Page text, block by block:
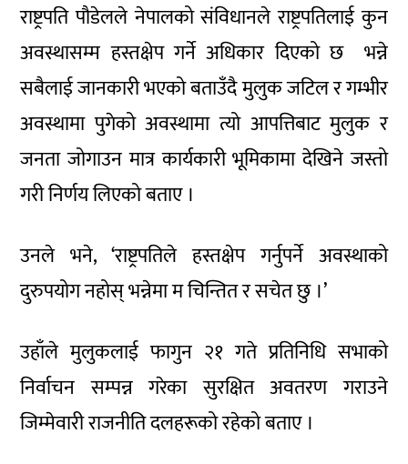
राष्ट्रपति पौडेलले नेपालको संविधानले राष्ट्रपतिलाई कुन
अवस्थासम्म हस्तक्षेप गर्ने अधिकार दिएको छ भन्ने
सबैलाई जानकारी भएको बताउँदै मुलुक जटिल र गम्भीर
अवस्थामा पुगेको अवस्थामा त्यो आपत्तिबाट मुलुक र
जनता जोगाउन मात्र कार्यकारी भूमिकामा देखिने जस्तो
गरी निर्णय लिएको बताए ।
उनले भने, ‘राष्ट्रपतिले हस्तक्षेप गर्नुपर्ने अवस्थाको
दुरुपयोग नहोस् भन्नेमा म चिन्तित र सचेत छु ।’
उहाँले मुलुकलाई फागुन २१ गते प्रतिनिधि सभाको
निर्वाचन सम्पन्न गरेका सुरक्षित अवतरण गराउने
जिम्मेवारी राजनीति दलहरूको रहेको बताए ।